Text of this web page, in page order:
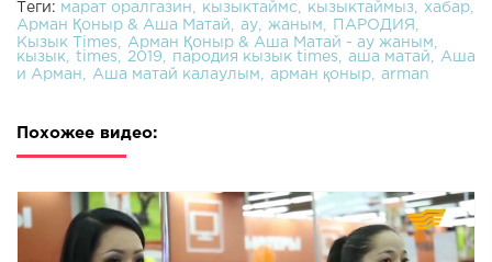
Теги: марат оралгазин кызыктаймс кызыктаймыз
хабар
Арман Қоныр & Аша Матай
ау жаным
ПАРОДИЯ
Кызык Times
Арман Қоныр & Аша Матай - ау жаным
кызык
times 2019 пародия кызык times аша матай
Аша
и Арман
Аша матай калаулым арман қоныр arman
Похожее видео: